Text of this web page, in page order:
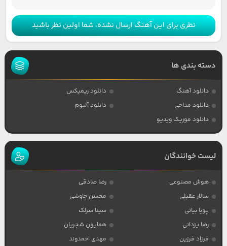
نظری برای این آهنگ ارسال نشده، شما اولین نظر باشید
دسته بندی ها
دانلود آهنگ
دانلود ریمیکس
دانلود مداحی
دانلود آلبوم
دانلود موزیک ویدیو
لیست خوانندگان
هوش مصنوعی
رضا صادقی
سالار عقیلی
محسن چاوشی
پویا بیاتی
سینا سرلک
رضا یزدانی
همایون شجریان
فرزاد فرزین
مهدی احمدوند